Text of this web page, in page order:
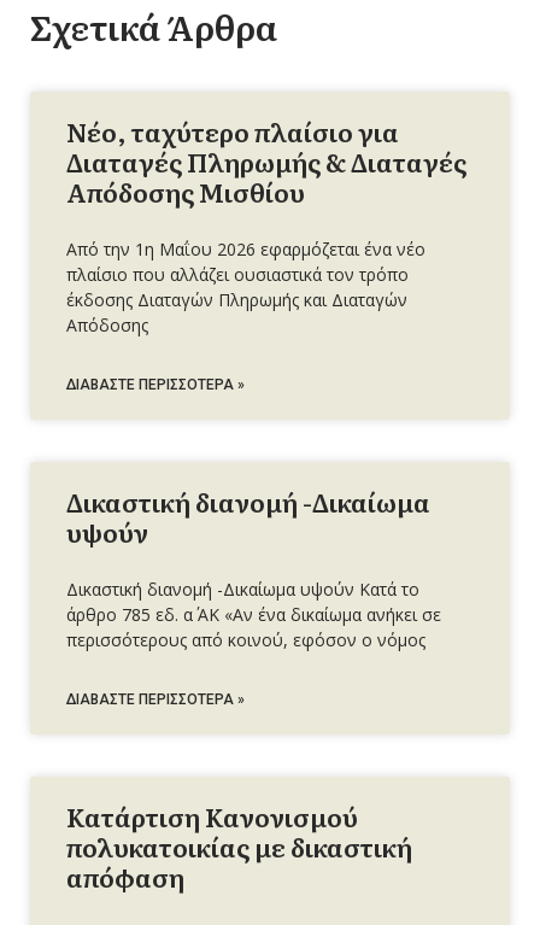
Σχετικά Άρθρα
Νέο, ταχύτερο πλαίσιο για
Διαταγές Πληρωμής & Διαταγές
Απόδοσης Μισθίου
Από την 1η Μαΐου 2026 εφαρμόζεται ένα νέο
πλαίσιο που αλλάζει ουσιαστικά τον τρόπο
έκδοσης Διαταγών Πληρωμής και Διαταγών
Απόδοσης
ΔΙΑΒΆΣΤΕ ΠΕΡΙΣΣΌΤΕΡΑ »
Δικαστική διανομή -Δικαίωμα
υψούν
Δικαστική διανομή -Δικαίωμα υψούν Κατά το
άρθρο 785 εδ. α΄ ΑΚ «Αν ένα δικαίωμα ανήκει σε
περισσότερους από κοινού, εφόσον ο νόμος
ΔΙΑΒΆΣΤΕ ΠΕΡΙΣΣΌΤΕΡΑ »
Κατάρτιση Κανονισμού
πολυκατοικίας με δικαστική
απόφαση